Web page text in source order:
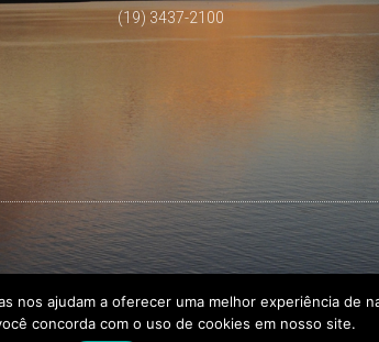
(19) 3437-2100
ajudam a oferecer uma melhor experiência de
concorda com o uso de cookies em nosso site.